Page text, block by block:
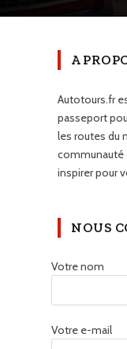
A
Autotours.fr
passeport
les routes du
communauté
inspirer pour
NOUS
Votre nom
Votre e-mail